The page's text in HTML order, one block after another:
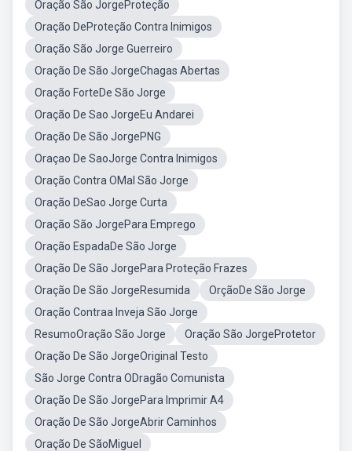
Oração São JorgeProteção
Oração DeProteção Contra Inimigos
Oração São Jorge Guerreiro
Oração De São JorgeChagas Abertas
Oração ForteDe São Jorge
Oração De Sao JorgeEu Andarei
Oração De São JorgePNG
Oraçao De SaoJorge Contra Inimigos
Oração Contra OMal São Jorge
Oração DeSao Jorge Curta
Oração São JorgePara Emprego
Oração EspadaDe São Jorge
Oração De São JorgePara Proteção Frazes
Oração De São JorgeResumida
OrçãoDe São Jorge
Oração Contraa Inveja São Jorge
ResumoOração São Jorge
Oração São JorgeProtetor
Oração De São JorgeOriginal Testo
São Jorge Contra ODragão Comunista
Oração De São JorgePara Imprimir A4
Oração De São JorgeAbrir Caminhos
Oração De SãoMiguel